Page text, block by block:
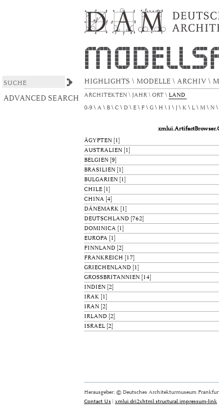
HIGHLIGHTS \ MODELLE \ ARCHIV \
ARCHITEKTEN \ JAHR \ ORT \ LAND
ADVANCED SEARCH
0-9 A B C D E F G H I J K L M N
ÄGYPTEN [1]
AUSTRALIEN [1]
BELGIEN [9]
BRASILIEN [1]
BULGARIEN [1]
CHILE [1]
CHINA [4]
DÄNEMARK [1]
DEUTSCHLAND [762]
DOMINICA [1]
EUROPA [1]
FINNLAND [2]
FRANKREICH [17]
GRIECHENLAND [1]
GROSSBRITANNIEN
[14]
INDIEN [2]
IRAK [1]
IRAN [2]
IRLAND [2]
ISRAEL [2]
Herausgeber: © Deutsches Architekturmuseum
Contact Us | xmlui.dri2xhtml.structural.impressum-link